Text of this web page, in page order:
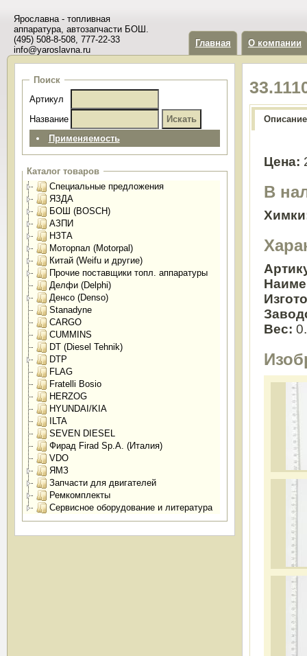
Ярославна - топливная
аппаратура, автозапчасти БОШ.
(495) 508-8-508, 777-22-33
info@yaroslavna.ru
Главная О компании
Поиск
Артикул
Название
Применяемость
Каталог товаров
Специальные предложения
ЯЗДА
БОШ (BOSCH)
АЗПИ
НЗТА
Моторпал (Motorpal)
Китай (Weifu и другие)
Прочие поставщики топл. аппаратуры
Делфи (Delphi)
Денсо (Denso)
Stanadyne
CARGO
CUMMINS
DT (Diesel Tehnik)
DTP
FLAG
Fratelli Bosio
HERZOG
HYUNDAI/KIA
ILTA
SEVEN DIESEL
Фирад Firad Sp.A. (Италия)
VDO
ЯМЗ
Запчасти для двигателей
Ремкомплекты
Сервисное оборудование и литература
Описание
Цена:
В
Вес: